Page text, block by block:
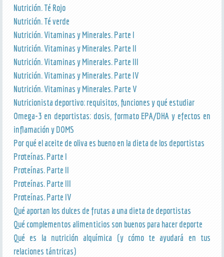
Nutrición. Té Rojo
Nutrición. Té verde
Nutrición. Vitaminas y Minerales. Parte I
Nutrición. Vitaminas y Minerales. Parte II
Nutrición. Vitaminas y Minerales. Parte III
Nutrición. Vitaminas y Minerales. Parte IV
Nutrición. Vitaminas y Minerales. Parte V
Nutricionista deportivo: requisitos, funciones y qué estudiar
Omega-3 en deportistas: dosis, formato EPA/DHA y efectos en
inflamación y DOMS
Por qué el aceite de oliva es bueno en la dieta de los deportistas
Proteínas. Parte I
Proteínas. Parte II
Proteínas. Parte III
Proteínas. Parte IV
Qué aportan los dulces de frutas a una dieta de deportistas
Qué complementos alimenticios son buenos para hacer deporte
Qué es la nutrición alquímica (y cómo te ayudará en tus
relaciones tántricas)